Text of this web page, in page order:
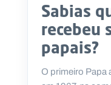
Sabias
recebeu
papais?
O primeiro Papa